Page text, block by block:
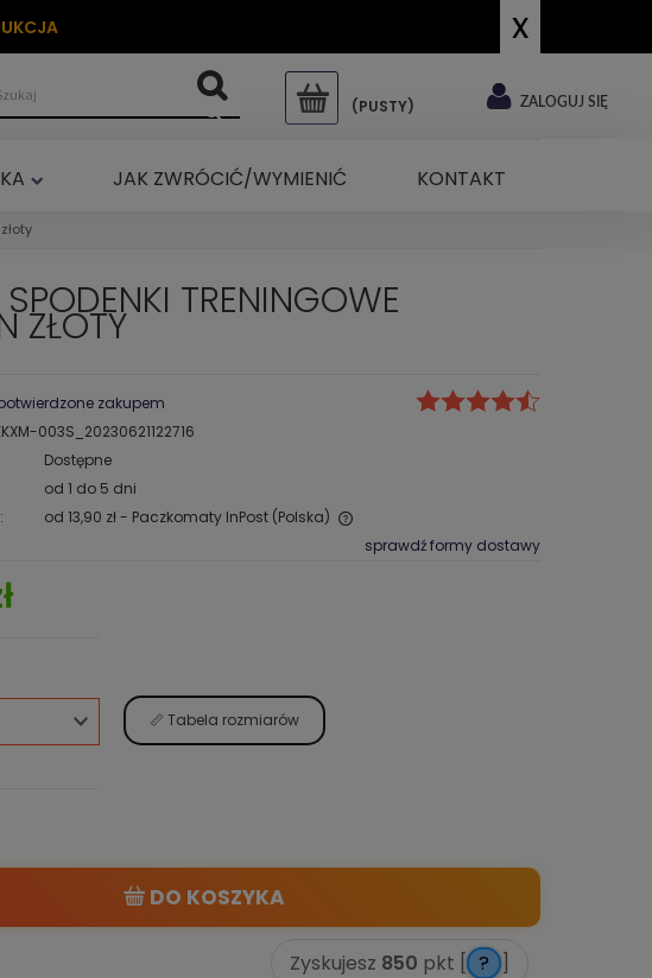
x
ZALOGUJ SIĘ
(PUSTY)
JAK ZWRÓCIĆ/WYMIENIĆ KONTAKT
TRENINGOWE
ZŁOTY
zakupem
003S_20230621122716
Dostępne
od 1 do 5 dni
od 13,90 zł- Paczkomaty InPost (Polska)
sprawdź formy dostawy
📏 Tabela rozmiarów
DO KOSZYKA
Zyskujesz 850 pkt [ ? ]